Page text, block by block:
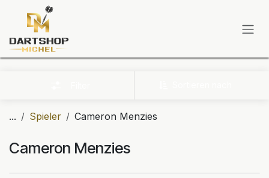
Zum Inhalt springen
... Spieler Cameron Menzies
Cameron Menzies